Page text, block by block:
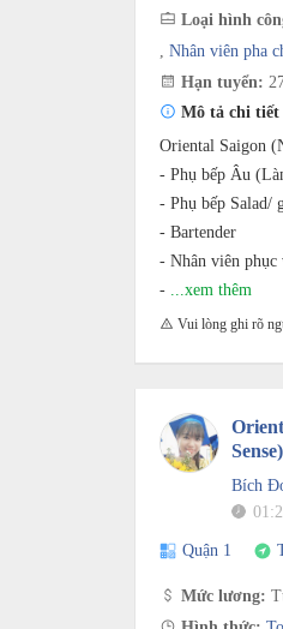
Loại hình
, Nhân viên pha
Hạn tuyển:
Mô tả chi tiết
Oriental Saigon
- Phụ bếp Âu
- Phụ bếp Salad/
- Bartender
- Nhân viên phục
- ...xem thêm
Vui lòng ghi rõ
Bích
Quận 1
Mức lương: